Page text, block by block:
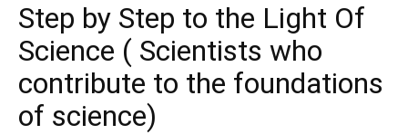
Step by Step to the Light Of
Science ( Scientists who
contribute to the foundations
of science)